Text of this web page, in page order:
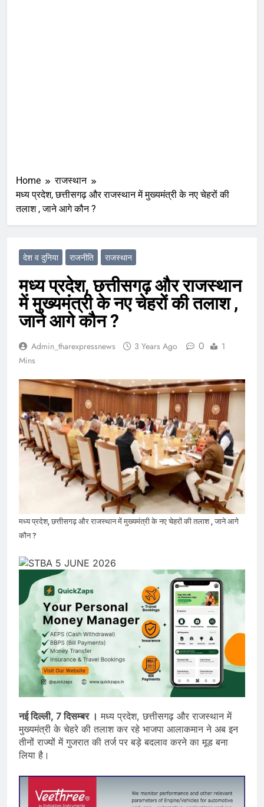
Home
राजस्थान
मध्य प्रदेश, छत्तीसगढ़ और राजस्थान में मुख्यमंत्री के नए चेहरों की
तलाश , जाने आगे कौन ?
देश व दुनिया राजनीति राजस्थान
मध्य प्रदेश, छत्तीसगढ़ और राजस्थान
में मुख्यमंत्री के नए चेहरों की तलाश ,
जाने आगे कौन ?
Admin_tharexpressnews 3 Years Ago 0
1
Mins
मध्य प्रदेश, छत्तीसगढ़ और राजस्थान में मुख्यमंत्री के नए चेहरों की तलाश , जाने आगे
कौन ?
नई दिल्ली, 7 दिसम्बर । मध्य प्रदेश, छत्तीसगढ़ और राजस्थान में
मुख्यमंत्री के चेहरे की तलाश कर रहे भाजपा आलाकमान ने अब इन
तीनों राज्यों में गुजरात की तर्ज पर बड़े बदलाव करने का मूड बना
लिया है।